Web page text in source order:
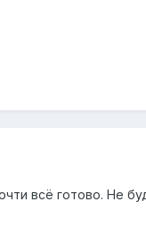
всё готово. Не